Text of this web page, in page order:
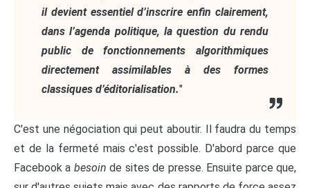
il devient essentiel d’inscrire enfin clairement,
dans l’agenda politique, la question du rendu
public de fonctionnements algorithmiques
directement assimilables à des formes
classiques d’éditorialisation."
C'est une négociation qui peut aboutir. Il faudra du temps
et de la fermeté mais c'est possible. D'abord parce que
Facebook a besoin de sites de presse. Ensuite parce que,